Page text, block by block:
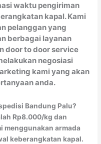
waktu pengiriman
kapal. Kami
pelanggan yang
berbagai layanan
door to door service
negosiasi
kami yang akan
anda.
Bandung Palu?
Rp8.000/kg dan
menggunakan armada
keberangkatan kapal.